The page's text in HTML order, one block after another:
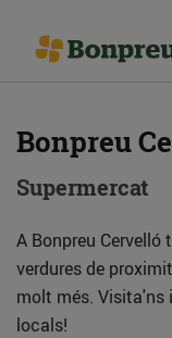
Bonpreu
Supermercat
A Bonpreu
verdures de
molt més. Visita'ns
locals!